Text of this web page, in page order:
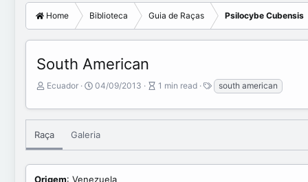
Home Biblioteca Guia de Raças Psilocybe Cubensis
South American
A
t
o
r
Ecuador
P
b
l
i
04/09/2013
A
t
i
1 min read
T
a
g
s
south american
Raça Galeria
Origem: Venezuela